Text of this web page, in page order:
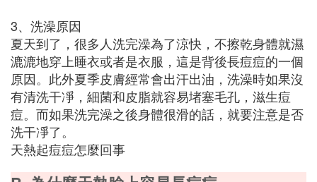
3、洗澡原因
夏天到了，很多人洗完澡為了涼快，不擦乾身體就濕
漉漉地穿上睡衣或者是衣服，這是背後長痘痘的一個
原因。此外夏季皮膚經常會出汗出油，洗澡時如果沒
有清洗干凈，細菌和皮脂就容易堵塞毛孔，滋生痘
痘。而如果洗完澡之後身體很滑的話，就要注意是否
洗干凈了。
天熱起痘痘怎麼回事